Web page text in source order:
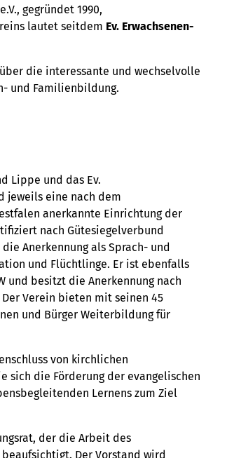
Abendveranstaltungen
Familienbildung
Hilfe
gegründet 1990,
lautet seitdem Ev. Erwachsenen-
die interessante und wechselvolle
und Familienbildung.
Lippe und das Ev.
jeweils eine nach dem
anerkannte Einrichtung der
nach Gütesiegelverbund
Anerkennung als Sprach- und
und Flüchtlinge. Er ist ebenfalls
und besitzt die Anerkennung nach
Verein bieten mit seinen 45
und Bürger Weiterbildung für
von kirchlichen
sich die Förderung der evangelischen
Lernens zum Ziel
der die Arbeit des
Der Vorstand wird